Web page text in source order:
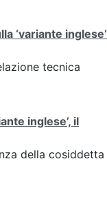
‘variante inglese’
tecnica
inglese’, il
della cosiddetta